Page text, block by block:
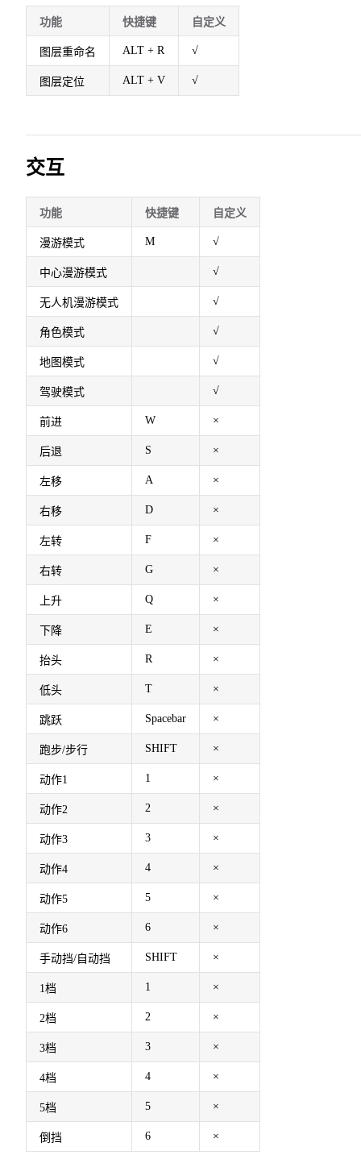
功能 快捷键 自定义
图层重命名 ALT + R √
图层定位 ALT + V √
交互
功能 快捷键 自定义
漫游模式 M √
中心漫游模式 √
无人机漫游模式 √
角色模式 √
地图模式 √
驾驶模式 √
前进 W ×
后退 S ×
左移 A ×
右移 D ×
左转 F ×
右转 G ×
上升 Q ×
下降 E ×
抬头 R ×
低头 T ×
跳跃 Spacebar ×
跑步/步行 SHIFT ×
动作1 1 ×
动作2 2 ×
动作3 3 ×
动作4 4 ×
动作5 5 ×
动作6 6 ×
手动挡/自动挡 SHIFT ×
1档 1 ×
2档 2 ×
3档 3 ×
4档 4 ×
5档 5 ×
倒挡 6 ×